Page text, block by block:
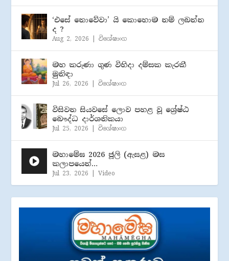
‘එසේ නොවේවා’ යි කොහොම නම් ලබන්න
ද ?
Aug 2, 2026 |විශේෂාංග
මහ කරුණා ගුණ විහිදා දම්සක කැරකී
මුනිඳා
Jul 26, 2026 |විශේෂාංග
විසිවන සියවසේ ලොව පහළ වූ ශ්‍රේෂ්ඨ
බෞද්ධ දාර්ශනිකයා
Jul 25, 2026 |විශේෂාංග
මහාමේඝ 2026 ජූලි (​ඇසළ) මස
කලාපයෙන්…
Jul 23, 2026 |Video